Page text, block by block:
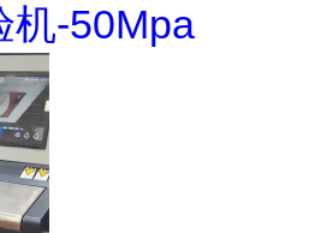
机-50Mpa